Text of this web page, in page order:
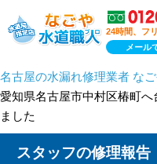
24時間、フ
メール
名古屋の水漏れ修理業者 な
愛知県名古屋市中村区椿町
ました
スタッフの修理報告